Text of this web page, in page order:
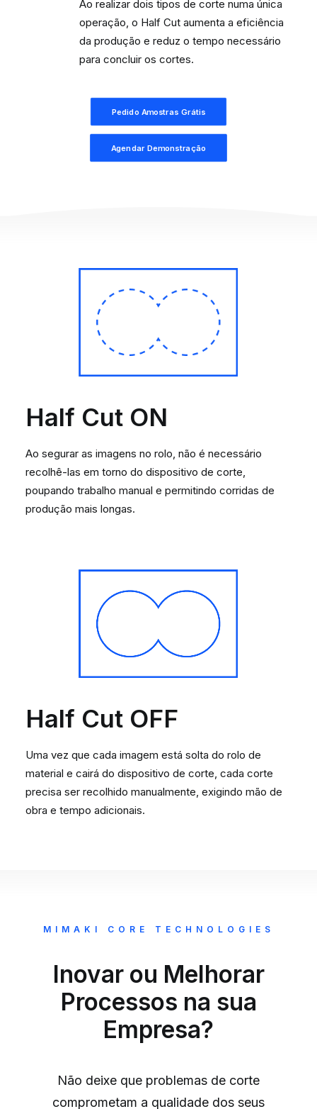
Ao realizar dois tipos de corte numa única
operação, o Half Cut aumenta a eficiência
da produção e reduz o tempo necessário
para concluir os cortes.
Pedido Amostras Grátis
Agendar Demonstração
Half Cut ON
Ao segurar as imagens no rolo, não é necessário
recolhê-las em torno do dispositivo de corte,
poupando trabalho manual e permitindo corridas de
produção mais longas.
Half Cut OFF
Uma vez que cada imagem está solta do rolo de
material e cairá do dispositivo de corte, cada corte
precisa ser recolhido manualmente, exigindo mão de
obra e tempo adicionais.
MIMAKI CORE TECHNOLOGIES
Inovar ou Melhorar
Processos na sua
Empresa?
Não deixe que problemas de corte
comprometam a qualidade dos seus